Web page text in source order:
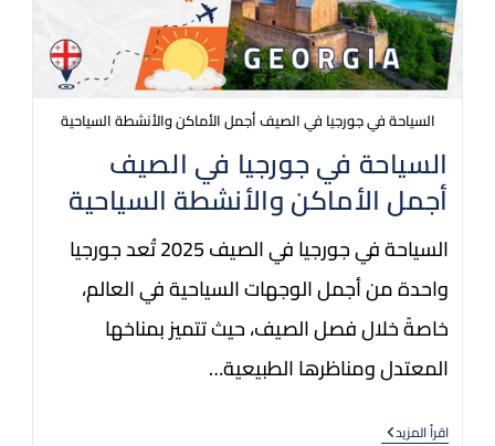
السياحة في جورجيا في الصيف أجمل الأماكن والأنشطة السياحية
السياحة في جورجيا في الصيف
أجمل الأماكن والأنشطة السياحية
السياحة في جورجيا في الصيف 2025 تُعد جورجيا
واحدة من أجمل الوجهات السياحية في العالم،
خاصةً خلال فصل الصيف، حيث تتميز بمناخها
المعتدل ومناظرها الطبيعية…
اقرأ المزيد